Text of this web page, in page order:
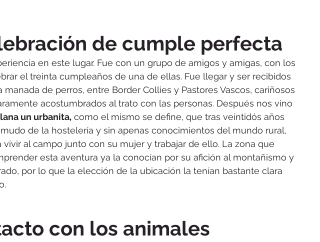
de cumple perfecta
en este lugar. Fue con un grupo de amigos y amigas, con los
el treinta cumpleaños de una de ellas. Fue llegar y ser recibidos
manada de perros, entre Border Collies y Pastores Vascos, cariñosos
acostumbrados al trato con las personas. Después nos vino
un urbanita, como el mismo se define, que tras veintidós años
de la hostelería y sin apenas conocimientos del mundo rural,
vivir al campo junto con su mujer y trabajar de ello. La zona que
esta aventura ya la conocían por su afición al montañismo y
por lo que la elección de la ubicación la tenían bastante clara
con los animales